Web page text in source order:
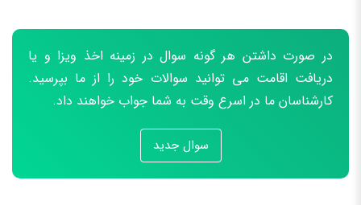
در صورت داشتن هر گونه سوال در زمینه اخذ ویزا و یا
دریافت اقامت می توانید سوالات خود را از ما بپرسید.
کارشناسان ما در اسرع وقت به شما جواب خواهند داد.
سوال جدید